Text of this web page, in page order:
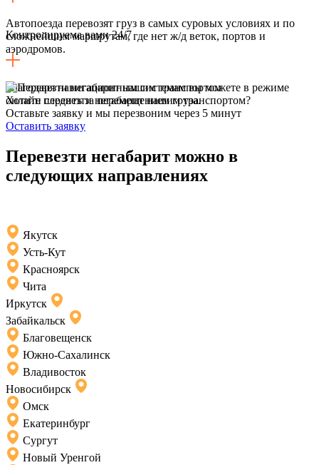
Автопоезда перевозят груз в самых суровых условиях и по
сложнейшим маршрутам, где нет ж/д веток, портов и
аэродромов.
Контролируема вами 24/7
Благодаря навигационным системам вы можете в режиме
онлайн следить за перемещением груза.
Хотите перевезти негабарит нашим транспортом?
Оставьте заявку и мы перезвоним через 5 минут
Оставить заявку
Перевезти негабарит можно в
следующих направлениях
Якутск
Усть-Кут
Красноярск
Чита
Иркутск
Забайкальск
Благовещенск
Южно-Сахалинск
Владивосток
Новосибирск
Омск
Екатеринбург
Сургут
Новый Уренгой